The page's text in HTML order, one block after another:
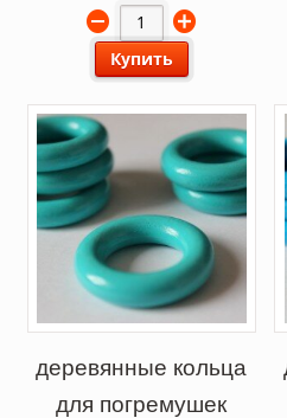
Купить
деревянные кольца
для погремушек